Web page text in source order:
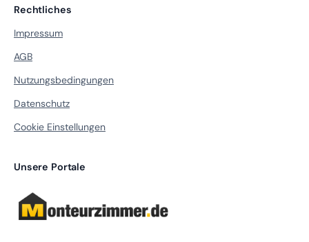
Rechtliches
Impressum
AGB
Nutzungsbedingungen
Datenschutz
Cookie Einstellungen
Unsere Portale